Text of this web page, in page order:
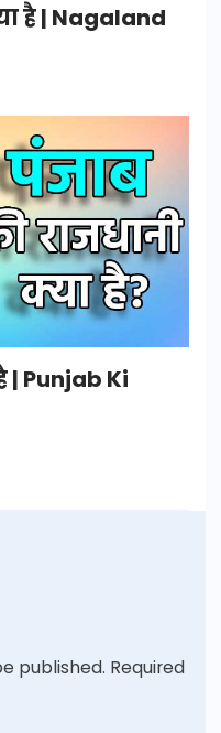
है | Nagaland
| Punjab Ki
published. Required